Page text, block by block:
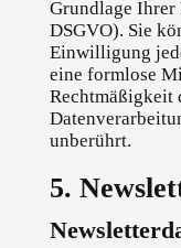
Grundlage
DSGVO). Sie
Einwilligung
eine formlose
Rechtmäßigkeit
unberührt.
5.